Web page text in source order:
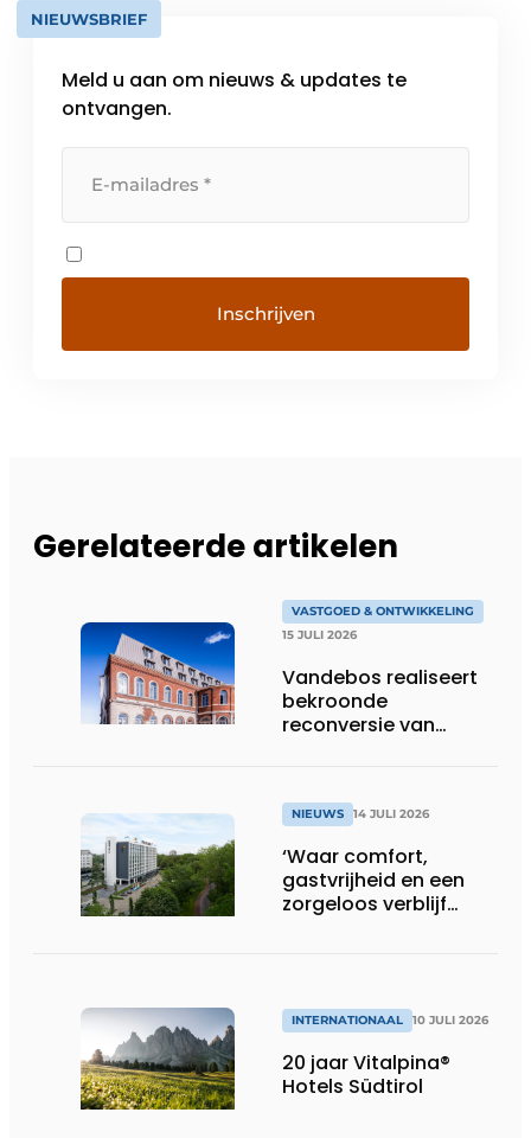
NIEUWSBRIEF
Meld u aan om nieuws & updates te
ontvangen.
Gerelateerde artikelen
VASTGOED & ONTWIKKELING
15 JULI 2026
Vandebos realiseert
bekroonde
reconversie van
NIEUWS 14 JULI 2026
‘Waar comfort,
gastvrijheid en een
zorgeloos verblijf
INTERNATIONAAL 10 JULI 2026
20 jaar Vitalpina®
Hotels Südtirol